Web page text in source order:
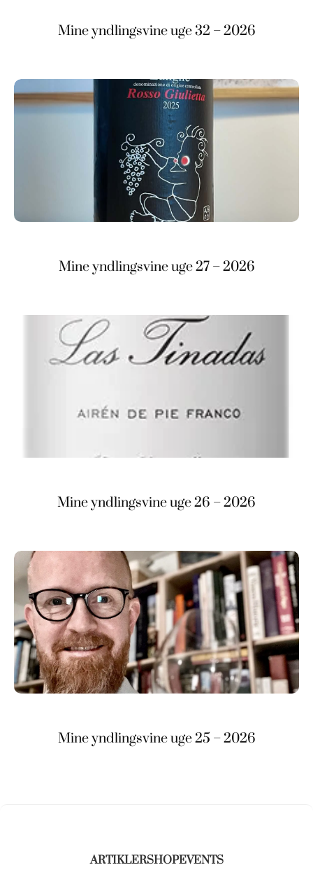
Mine yndlingsvine uge 32 – 2026
Mine yndlingsvine uge 27 – 2026
Mine yndlingsvine uge 26 – 2026
Mine yndlingsvine uge 25 – 2026
ARTIKLERSHOPEVENTS